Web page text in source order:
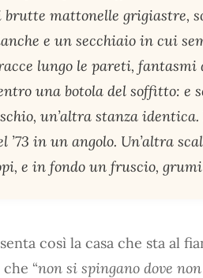
brutte mattonelle grigiastre,
e un secchiaio in cui
lungo le pareti,
una botola del soffitto: e
un’altra stanza
’73 in un angolo. Un’altra
e in fondo un fruscio,
così la casa che sta al
“non si spingano dove